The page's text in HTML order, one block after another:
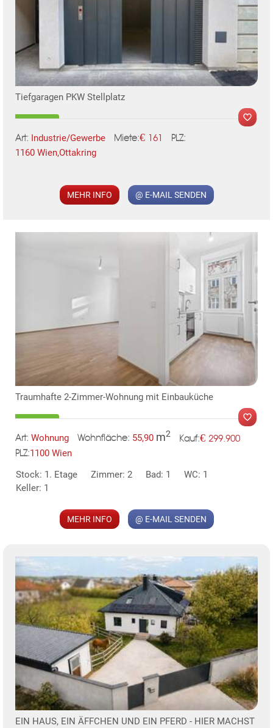
TE
KLIS
Tiefgaragen PKW Stellplatz
Art: Industrie/Gewerbe Miete:€ 161 PLZ:
1160 Wien,Ottakring
MEHR INFO @ E-MAIL SENDEN
Traumhafte 2-Zimmer-Wohnung mit Einbauküche
Art: Wohnung Wohnfläche: 55,90 m2 Kauf:€ 299.900
PLZ:1100 Wien
Stock: 1. Etage
Zimmer: 2 Bad: 1
WC: 1
Keller: 1
MEHR INFO @ E-MAIL SENDEN
EIN HAUS, EIN ÄFFCHEN UND EIN PFERD - HIER MACHST